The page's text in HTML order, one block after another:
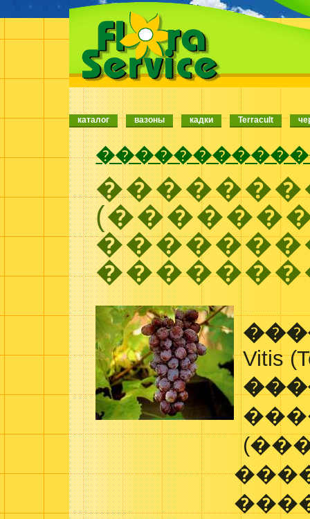
каталог вазоны кадки Terracult
Vitis